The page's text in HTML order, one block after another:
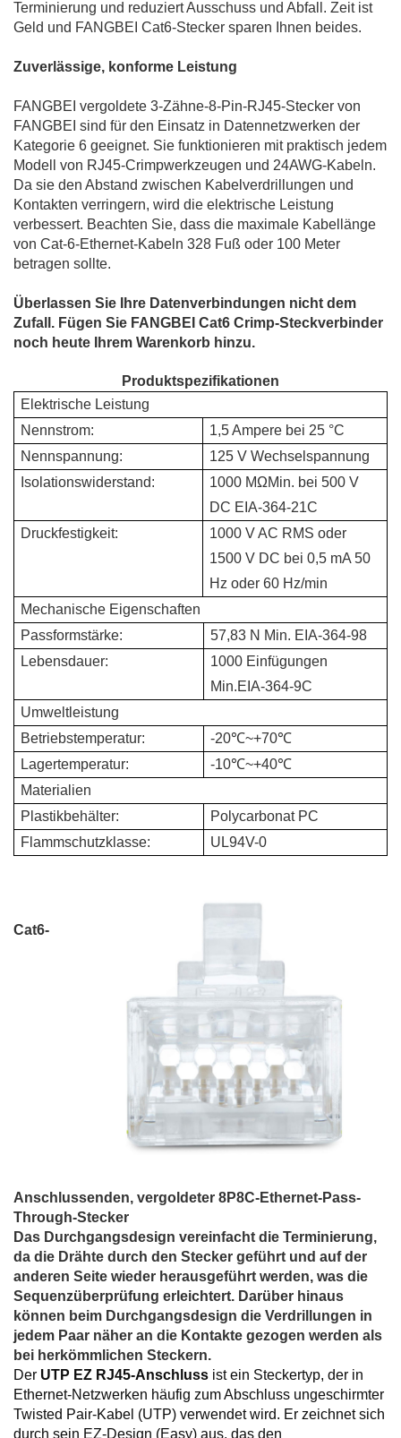
Terminierung und reduziert Ausschuss und Abfall. Zeit ist
Geld und FANGBEI Cat6-Stecker sparen Ihnen beides.
Zuverlässige, konforme Leistung
FANGBEI vergoldete 3-Zähne-8-Pin-RJ45-Stecker von
FANGBEI sind für den Einsatz in Datennetzwerken der
Kategorie 6 geeignet. Sie funktionieren mit praktisch jedem
Modell von RJ45-Crimpwerkzeugen und 24AWG-Kabeln.
Da sie den Abstand zwischen Kabelverdrillungen und
Kontakten verringern, wird die elektrische Leistung
verbessert. Beachten Sie, dass die maximale Kabellänge
von Cat-6-Ethernet-Kabeln 328 Fuß oder 100 Meter
betragen sollte.
Überlassen Sie Ihre Datenverbindungen nicht dem
Zufall. Fügen Sie FANGBEI Cat6 Crimp-Steckverbinder
noch heute Ihrem Warenkorb hinzu.
Produktspezifikationen
Elektrische Leistung
Nennstrom:
1,5 Ampere bei 25 °C
Nennspannung:
125 V Wechselspannung
Isolationswiderstand:
1000 MΩMin. bei 500 V
DC EIA-364-21C
Druckfestigkeit:
1000 V AC RMS oder
1500 V DC bei 0,5 mA 50
Hz oder 60 Hz/min
Mechanische Eigenschaften
Passformstärke:
57,83 N Min. EIA-364-98
Lebensdauer:
1000 Einfügungen
Min.EIA-364-9C
Umweltleistung
Betriebstemperatur:
-20℃~+70℃
Lagertemperatur:
-10℃~+40℃
Materialien
Plastikbehälter:
Polycarbonat PC
Flammschutzklasse:
UL94V-0
Cat6-
Anschlussenden, vergoldeter 8P8C-Ethernet-Pass-
Through-Stecker
Das Durchgangsdesign vereinfacht die Terminierung,
da die Drähte durch den Stecker geführt und auf der
anderen Seite wieder herausgeführt werden, was die
Sequenzüberprüfung erleichtert. Darüber hinaus
können beim Durchgangsdesign die Verdrillungen in
jedem Paar näher an die Kontakte gezogen werden als
bei herkömmlichen Steckern.
Der UTP EZ RJ45-Anschluss ist ein Steckertyp, der in
Ethernet-Netzwerken häufig zum Abschluss ungeschirmter
Twisted Pair-Kabel (UTP) verwendet wird. Er zeichnet sich
durch sein EZ-Design (Easy) aus, das den